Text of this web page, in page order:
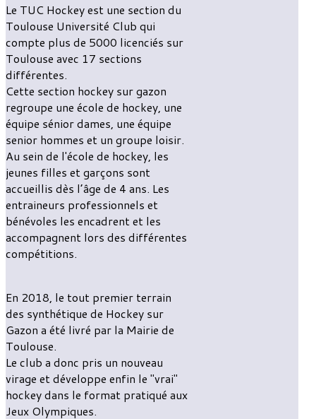
Le TUC Hockey est une section du
Toulouse Université Club qui
compte plus de 5000 licenciés sur
Toulouse avec 17 sections
différentes.
Cette section hockey sur gazon
regroupe une école de hockey, une
équipe sénior dames, une équipe
senior hommes et un groupe loisir.
Au sein de l'école de hockey, les
jeunes filles et garçons sont
accueillis dès l’âge de 4 ans. Les
entraineurs professionnels et
bénévoles les encadrent et les
accompagnent lors des différentes
compétitions.
En 2018, le tout premier terrain
des synthétique de Hockey sur
Gazon a été livré par la Mairie de
Toulouse.
Le club a donc pris un nouveau
virage et développe enfin le "vrai"
hockey dans le format pratiqué aux
Jeux Olympiques.